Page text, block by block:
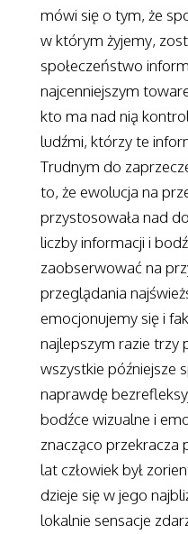
mówi się o tym, że
w którym żyjemy,
społeczeństwo
najcenniejszym
kto ma nad nią
ludźmi, którzy te
Trudnym do
to, że ewolucja na
przystosowała nad
liczby informacji i
zaobserwować na
przeglądania
emocjonujemy się i
najlepszym razie trzy
wszystkie późniejsze
naprawdę
bodźce wizualne i
znacząco przekracza
lat człowiek był
dzieje się w jego
lokalnie sensacje